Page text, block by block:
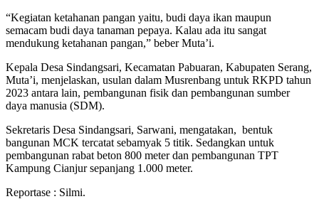
“Kegiatan ketahanan pangan yaitu, budi daya ikan maupun
semacam budi daya tanaman pepaya. Kalau ada itu sangat
mendukung ketahanan pangan,” beber Muta’i.
Kepala Desa Sindangsari, Kecamatan Pabuaran, Kabupaten Serang,
Muta’i, menjelaskan, usulan dalam Musrenbang untuk RKPD tahun
2023 antara lain, pembangunan fisik dan pembangunan sumber
daya manusia (SDM).
Sekretaris Desa Sindangsari, Sarwani, mengatakan, bentuk
bangunan MCK tercatat sebamyak 5 titik. Sedangkan untuk
pembangunan rabat beton 800 meter dan pembangunan TPT
Kampung Cianjur sepanjang 1.000 meter.
Reportase : Silmi.